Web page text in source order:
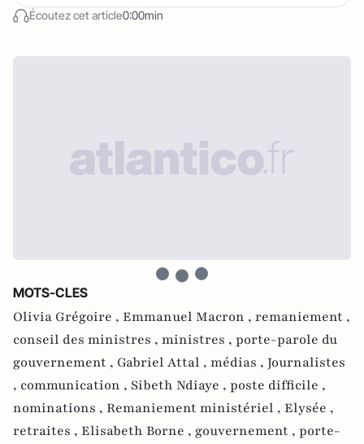
Écoutez cet article0:00min
MOTS-CLES
Olivia Grégoire , Emmanuel Macron , remaniement ,
conseil des ministres , ministres , porte-parole du
gouvernement , Gabriel Attal , médias , Journalistes
, communication , Sibeth Ndiaye , poste difficile ,
nominations , Remaniement ministériel , Elysée ,
retraites , Elisabeth Borne , gouvernement , porte-